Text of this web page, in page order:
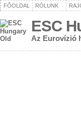
FŐOLDAL RÓLUNK
ESC
Az Eurovízió